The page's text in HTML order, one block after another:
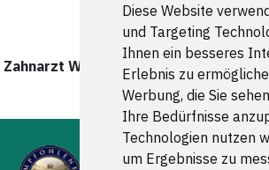
Diese Website
und Targeting
Ihnen ein besseres
Erlebnis zu
Werbung, die Sie
Ihre Bedürfnisse
Technologien nutzen
um Ergebnisse zu
Zahnarzt Wendeburg wurde zuletzt
um 00:00:08 Uhr